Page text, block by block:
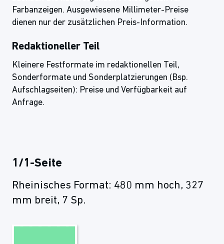
Farbanzeigen. Ausgewiesene Millimeter-Preise
dienen nur der zusätzlichen Preis-Information.
Redaktioneller Teil
Kleinere Festformate im redaktionellen Teil,
Sonderformate und Sonderplatzierungen (Bsp.
Aufschlagseiten): Preise und Verfügbarkeit auf
Anfrage.
1/1-Seite
Rheinisches Format: 480 mm hoch, 327
mm breit, 7 Sp.